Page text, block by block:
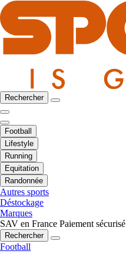
Rechercher
Football
Lifestyle
Running
Equitation
Randonnée
Autres sports
Déstockage
Marques
SAV en France Paiement sécurisé
Rechercher
Football